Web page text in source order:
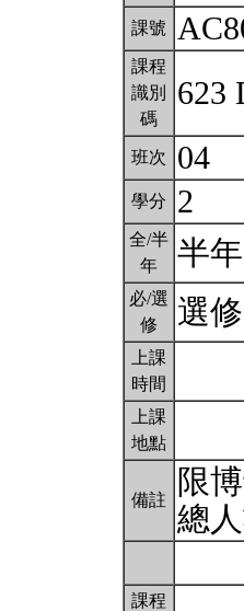
課號
課程
識別
碼
623
班次 04
學分 2
全/半
年
半年
必/選
修
選修
上課
時間
上課
地點
備註
限
總
課程